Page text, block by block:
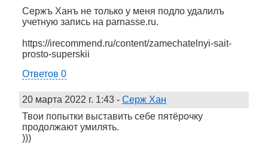
Сержъ Ханъ не только у меня подло удалилъ
учетную запись на parnasse.ru.
https://irecommend.ru/content/zamechatelnyi-sait-
prosto-superskii
Ответов 0
20 марта 2022 г. 1:43 - Серж Хан
Твои попытки выставить себе пятёрочку
продолжают умилять.
)))